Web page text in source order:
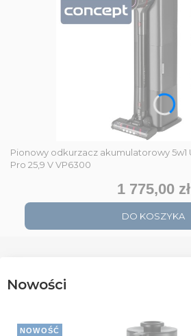
Pionowy odkurzacz akumulatorowy 5w1 ULTIMATE Complete
Pro 25,9 V VP6300
Cena
1 775,00 zł
DO KOSZYKA
Nowości
NOWOŚĆ